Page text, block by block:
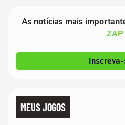
As notícias mais
ZAP
MEUS JOGOS